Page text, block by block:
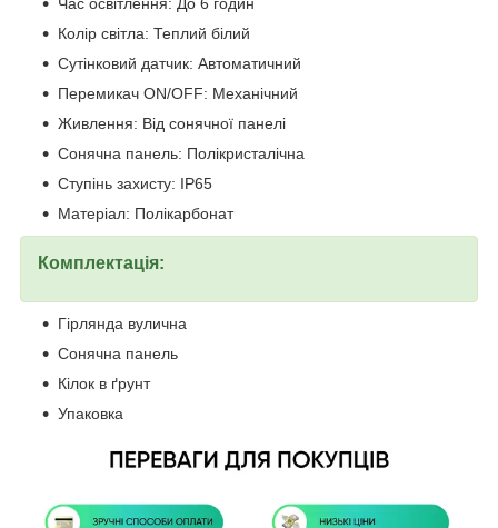
Колір світла: Теплий білий
Сутінковий датчик: Автоматичний
Перемикач ON/OFF: Механічний
Живлення: Від сонячної панелі
Сонячна панель: Полікристалічна
Ступінь захисту: IP65
Матеріал: Полікарбонат
Комплектація:
Гірлянда вулична
Сонячна панель
Кілок в ґрунт
Упаковка